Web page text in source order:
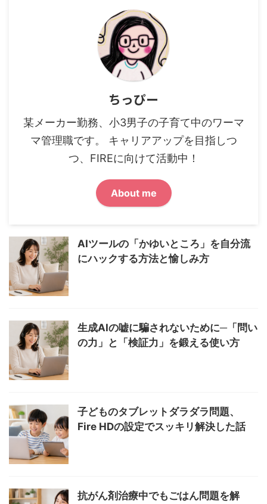
ちっぴー
某メーカー勤務、小3男子の子育て中のワーマ
マ管理職です。 キャリアアップを目指しつ
つ、FIREに向けて活動中！
About me
AIツールの「かゆいところ」を自分流
にハックする方法と愉しみ方
生成AIの嘘に騙されないために─「問い
の力」と「検証力」を鍛える使い方
子どものタブレットダラダラ問題、
Fire HDの設定でスッキリ解決した話
抗がん剤治療中でもごはん問題を解